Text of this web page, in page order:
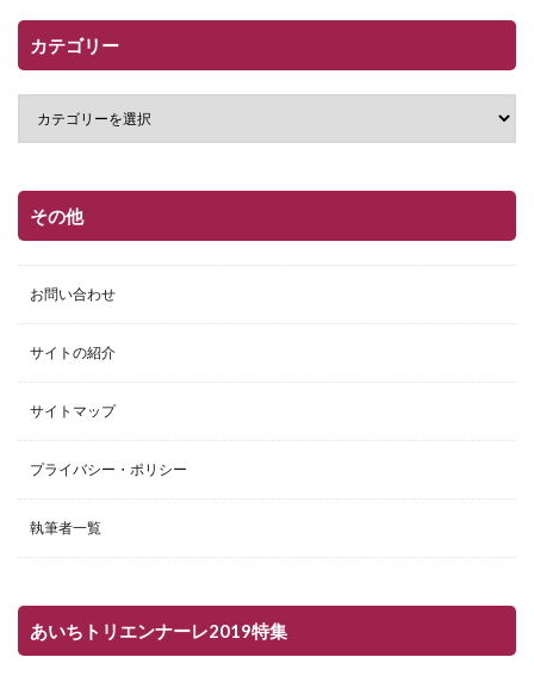
カテゴリー
その他
お問い合わせ
サイトの紹介
サイトマップ
プライバシー・ポリシー
執筆者一覧
あいちトリエンナーレ2019特集